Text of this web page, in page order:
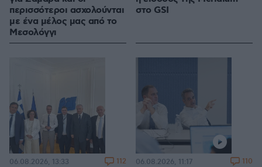
περισσότεροι ασχολούνται
με ένα μέλος μας από το
Μεσολόγγι
στο GSI
06.08.2026, 13:33 112 06.08.2026, 11:17 110